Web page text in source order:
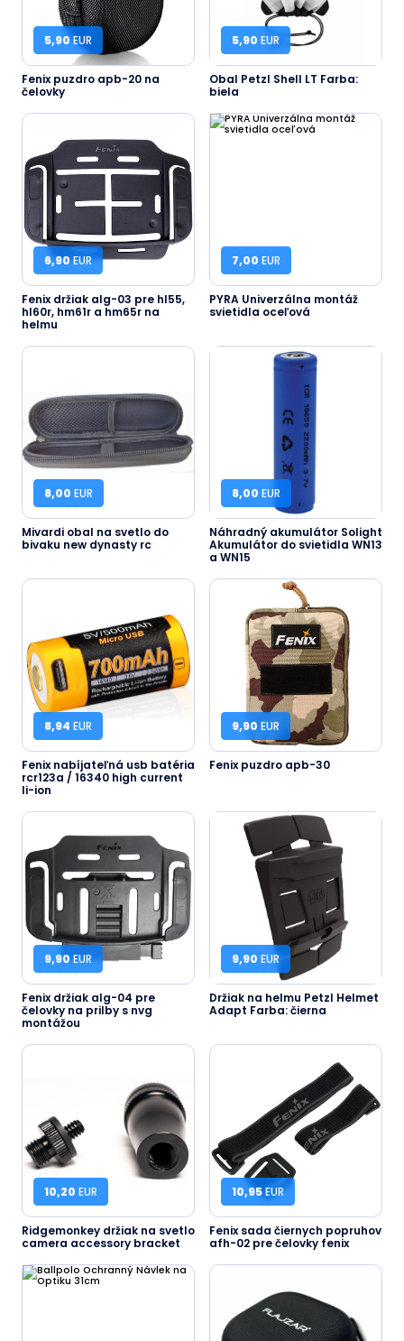
5,90EUR
Fenix puzdro apb-20 na
čelovky
5,90 EUR
Obal Petzl Shell LT Farba:
biela
6,90EUR
Fenix držiak alg-03 pre hl55,
hl60r, hm61r a hm65r na
helmu
7,00 EUR
PYRA Univerzálna montáž
svietidla oceľová
8,00 EUR
Mivardi obal na svetlo do
bivaku new dynasty rc
8,00 EUR
Náhradný akumulátor Solight
Akumulátor do svietidla WN13
a WN15
8,94 EUR
Fenix nabíjateľná usb batéria
rcr123a / 16340 high current
li-ion
9,90 EUR
Fenix puzdro apb-30
9,90 EUR
Fenix držiak alg-04 pre
čelovky na prilby s nvg
montážou
9,90 EUR
Držiak na helmu Petzl Helmet
Adapt Farba: čierna
10,20 EUR
Ridgemonkey držiak na svetlo
camera accessory bracket
10,95EUR
Fenix sada čiernych popruhov
afh-02 pre čelovky fenix